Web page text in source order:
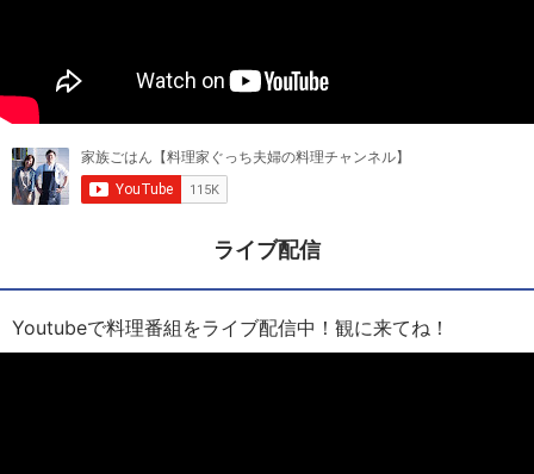
ライブ配信
Youtubeで料理番組をライブ配信中！観に来てね！